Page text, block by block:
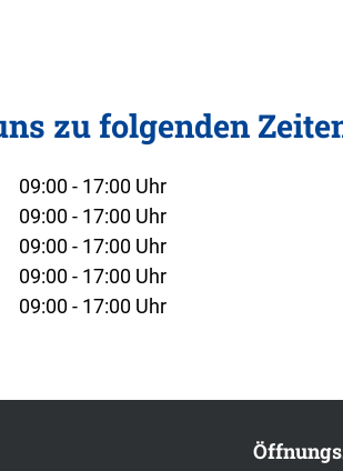
zu folgenden
09:00 - 17:00 Uhr
09:00 - 17:00 Uhr
09:00 - 17:00 Uhr
09:00 - 17:00 Uhr
09:00 - 17:00 Uhr